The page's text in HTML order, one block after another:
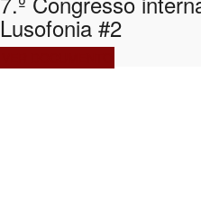
Lusofonia #2